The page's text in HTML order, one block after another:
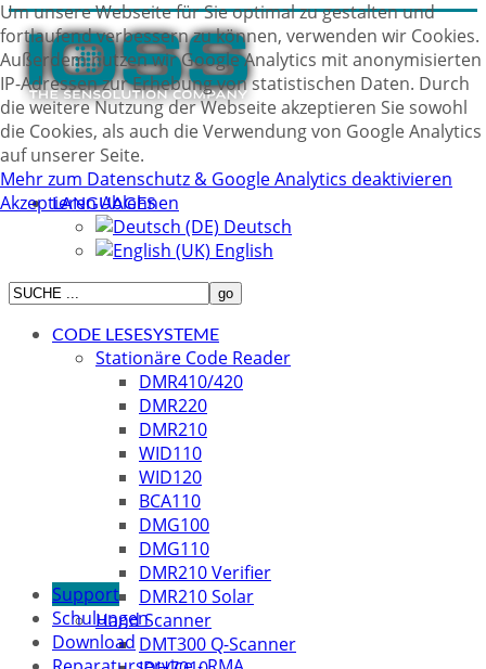
LANGUAGES
Deutsch
English
CODE LESESYSTEME
Stationäre Code Reader
DMR410/420
DMR220
DMR210
WID110
WID120
BCA110
DMG100
DMG110
DMR210 Verifier
DMR210 Solar
Hand Scanner
DMT300 Q-Scanner
Support
Schulungen
Download
Um unsere Webseite für Sie optimal zu gestalten und
fortlaufend verbessern zu können, verwenden wir Cookies.
Außerdem nutzen wir Google Analytics mit anonymisierten
IP-Adressen zur Erhebung von statistischen Daten. Durch
die weitere Nutzung der Webseite akzeptieren Sie sowohl
die Cookies, als auch die Verwendung von Google Analytics
auf unserer Seite.
Mehr zum Datenschutz & Google Analytics deaktivieren
AkzeptierenAblehnen